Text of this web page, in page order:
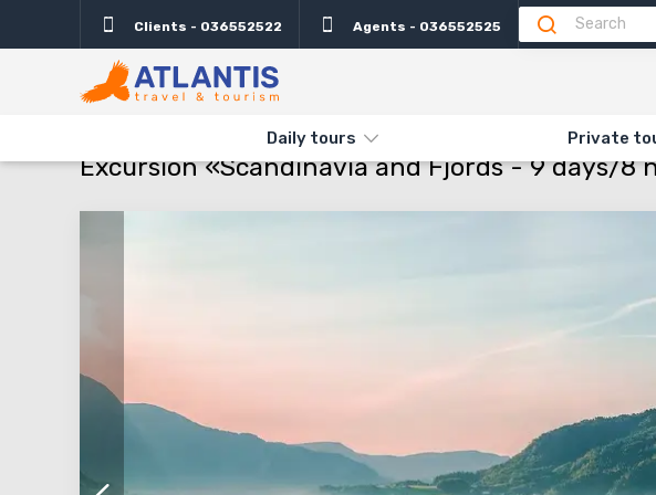
Clients - 036552522 Agents - 036552525
Daily tours Private
TYPES AND DIRECTIONS EXCURSION «SCANDINAVIA AND
Excursion «Scandinavia and Fjords - 9 days/8
Description Important